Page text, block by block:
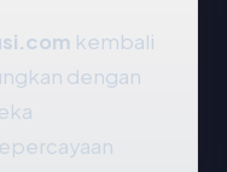
kembali
dengan